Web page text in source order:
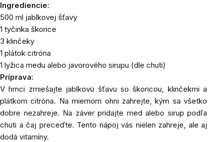
Ingrediencie:
500 ml jablkovej šťavy
1 tyčinka škorice
3 klinčeky
1 plátok citróna
1 lyžica medu alebo javorového sirupu (dle chuti)
Príprava:
V hrnci zmiešajte jablkovú šťavu so škoricou, klinčekmi a
plátkom citróna. Na miernom ohni zahrejte, kým sa všetko
dobre nezahreje. Na záver pridajte med alebo sirup podľa
chuti a čaj preceďte. Tento nápoj vás nielen zahreje, ale aj
dodá vitamíny.